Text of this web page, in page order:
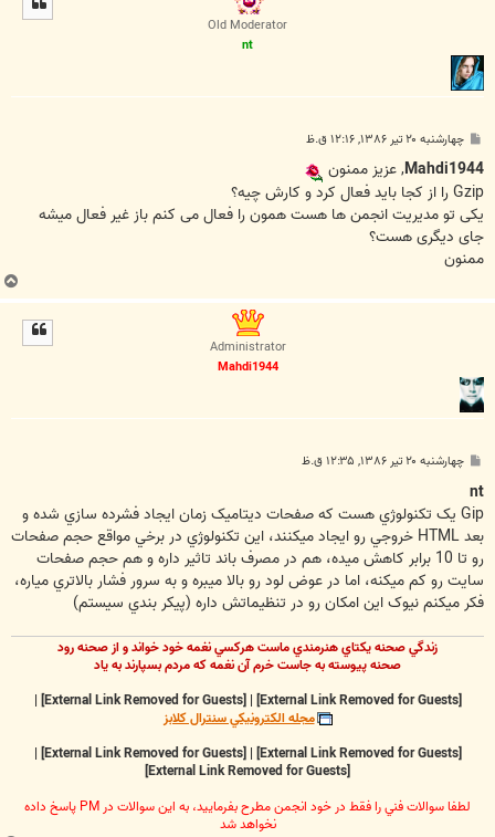
Old Moderator
nt
س
ت
چهارشنبه ۲۰ تیر ۱۳۸۶, ۱۲:۱۶ ق.ظ
Mahdi1944, عزيز ممنون
Gzip را از کجا بايد فعال کرد و کارش چيه؟
یکی تو مدیریت انجمن ها هست همون را فعال می کنم باز غیر فعال میشه
جای دیگری هست؟
ممنون
Administrator
Mahdi1944
س
چهارشنبه ۲۰ تیر ۱۳۸۶, ۱۲:۳۵ ق.ظ
nt
Gip يک تکنولوژي هست که صفحات ديتاميک زمان ايجاد فشرده سازي شده و
بعد HTML خروجي رو ايجاد ميکنند، اين تکنولوژي در برخي مواقع حجم صفحات
رو تا 10 برابر کاهش ميده، هم در مصرف باند تاثير داره و هم حجم صفحات
سايت رو کم ميکنه، اما در عوض لود رو بالا ميبره و به سرور فشار بالاتري مياره،
فکر ميکنم نيوک اين امکان رو در تنظيماتش داره (پيکر بندي سيستم)
زندگي صحنه يکتاي هنرمندي ماست هرکسي نغمه خود خواند و از صحنه رود
صحنه پيوسته به جاست خرم آن نغمه که مردم بسپارند به ياد
[External Link Removed for Guests]
|
[External Link Removed for Guests]
|
مجله الکترونيکي سنترال کلابز
[External Link Removed for Guests]
|
[External Link Removed for Guests]
|
[External Link Removed for Guests]
لطفا سوالات فني را فقط در خود انجمن مطرح بفرماييد، به اين سوالات در PM پاسخ داده
نخواهد شد